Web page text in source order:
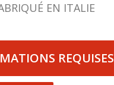
EN ITALIE
REQUISES